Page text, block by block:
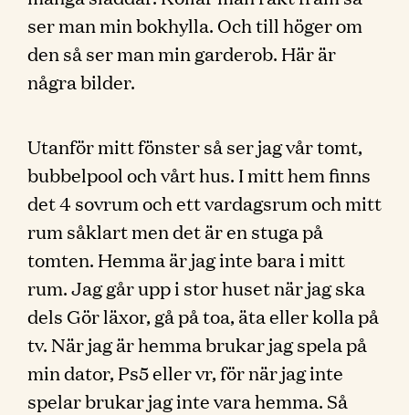
ser man min bokhylla. Och till höger om
den så ser man min garderob. Här är
några bilder.
Utanför mitt fönster så ser jag vår tomt,
bubbelpool och vårt hus. I mitt hem finns
det 4 sovrum och ett vardagsrum och mitt
rum såklart men det är en stuga på
tomten. Hemma är jag inte bara i mitt
rum. Jag går upp i stor huset när jag ska
dels Gör läxor, gå på toa, äta eller kolla på
tv. När jag är hemma brukar jag spela på
min dator, Ps5 eller vr, för när jag inte
spelar brukar jag inte vara hemma. Så